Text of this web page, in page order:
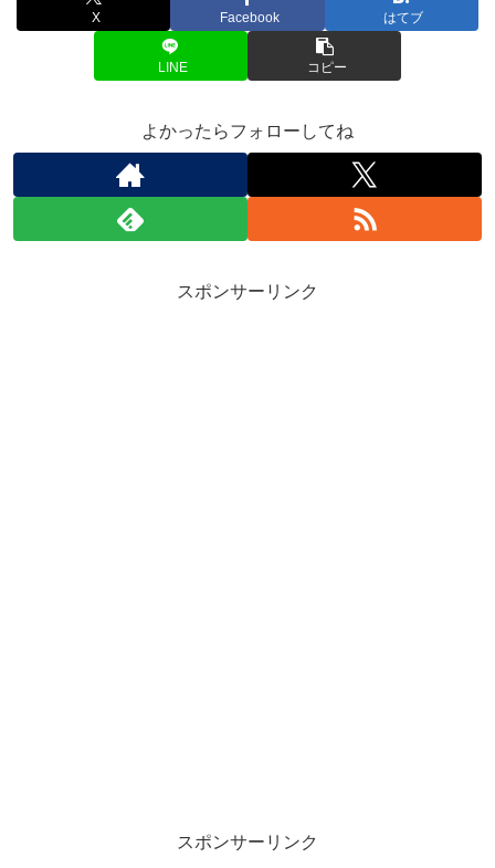
X Facebook はてブ
LINE コピー
よかったらフォローしてね
スポンサーリンク
スポンサーリンク